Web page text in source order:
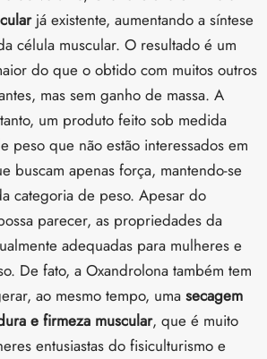
já existente, aumentando a síntese
célula muscular. O resultado é um
do que o obtido com muitos outros
mas sem ganho de massa. A
um produto feito sob medida
peso que não estão interessados em
buscam apenas força, mantendo-se
categoria de peso. Apesar do
parecer, as propriedades da
adequadas para mulheres e
De fato, a Oxandrolona também tem
ao mesmo tempo, uma secagem
e firmeza muscular, que é muito
entusiastas do fisiculturismo e